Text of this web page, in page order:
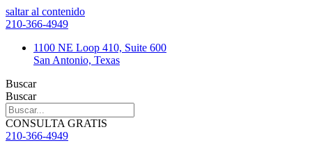
saltar al contenido
210-366-4949
1100 NE Loop 410, Suite 600
San Antonio, Texas
Buscar
Buscar
CONSULTA GRATIS
210-366-4949